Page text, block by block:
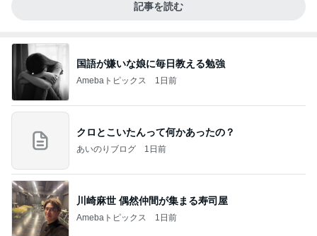
記事を読む
国語が嫌いな娘に毎日教える勉強
Amebaトピックス 1日前
クロとこいたんって何かあったの？
あいのりブログ 1日前
川崎麻世 偶然仲間が集まる寿司屋
Amebaトピックス 1日前